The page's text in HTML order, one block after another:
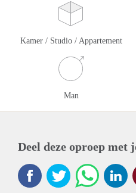
Kamer / Studio / Appartement
Man
Deel deze oproep met